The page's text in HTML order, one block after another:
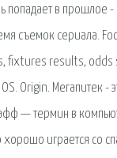
попадает в прошлое -
съемок сериала.
fixtures results, odds
Origin. Мегапитек -
— термин в
играется со